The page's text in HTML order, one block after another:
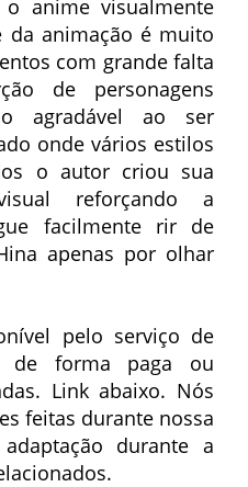
o anime visualmente
da animação é muito
com grande falta
de personagens
agradável ao ser
onde vários estilos
o autor criou sua
reforçando a
facilmente rir de
apenas por olhar
pelo serviço de
de forma paga ou
Link abaixo. Nós
feitas durante nossa
durante a